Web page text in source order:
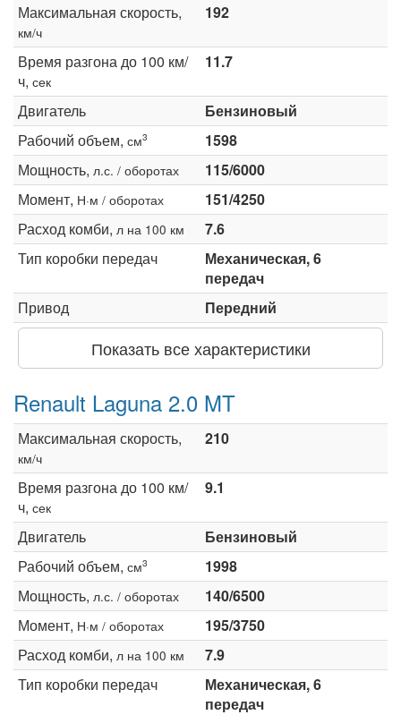
Максимальная скорость,
км/ч
192
Время разгона до 100 км/
ч, сек
11.7
Двигатель
Бензиновый
Рабочий объем, см3
1598
Мощность, л.с. / оборотах
115/6000
Момент, Н·м / оборотах
151/4250
Расход комби, л на 100 км
7.6
Тип коробки передач
Механическая, 6
передач
Привод
Передний
Показать все характеристики
Renault Laguna 2.0 MT
Максимальная скорость,
км/ч
210
Время разгона до 100 км/
ч, сек
9.1
Двигатель
Бензиновый
Рабочий объем, см3
1998
Мощность, л.с. / оборотах
140/6500
Момент, Н·м / оборотах
195/3750
Расход комби, л на 100 км
7.9
Тип коробки передач
Механическая, 6
передач